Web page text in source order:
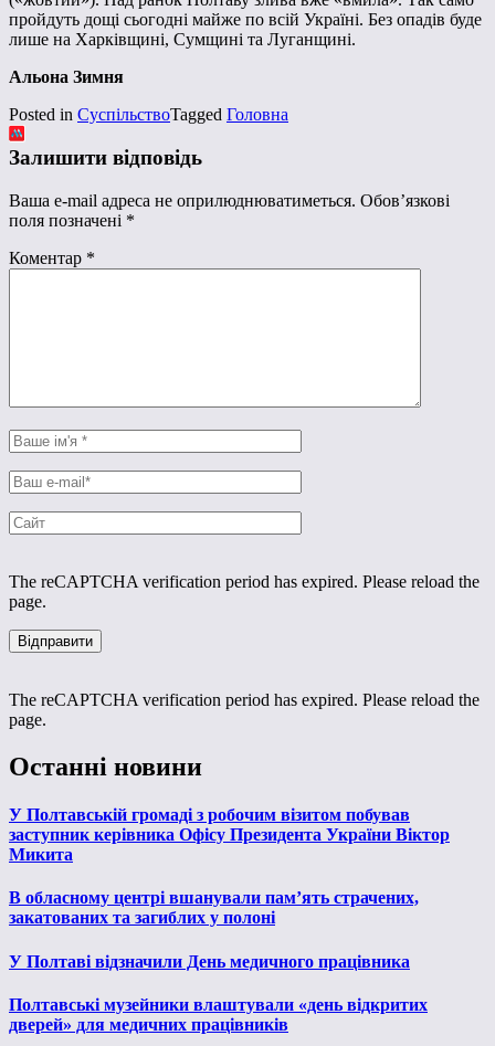
пройдуть дощі сьогодні майже по всій Україні. Без опадів буде
лише на Харківщині, Сумщині та Луганщині.
Альона Зимня
Posted in СуспільствоTagged Головна
Залишити відповідь
Ваша e-mail адреса не оприлюднюватиметься. Обов’язкові
поля позначені *
Коментар *
The reCAPTCHA verification period has expired. Please reload the
page.
The reCAPTCHA verification period has expired. Please reload the
page.
Останні новини
У Полтавській громаді з робочим візитом побував
заступник керівника Офісу Президента України Віктор
Микита
В обласному центрі вшанували пам’ять страчених,
закатованих та загиблих у полоні
У Полтаві відзначили День медичного працівника
Полтавські музейники влаштували «день відкритих
дверей» для медичних працівників